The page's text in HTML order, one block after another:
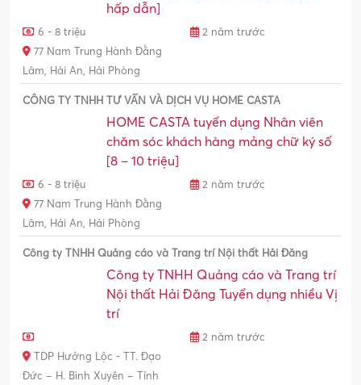
hấp dẫn]
6 - 8 triệu
2 năm trước
77 Nam Trung Hành Đằng
Lâm, Hải An, Hải Phòng
CÔNG TY TNHH TƯ VẤN VÀ DỊCH VỤ HOME CASTA
HOME CASTA tuyển dụng Nhân viên
chăm sóc khách hàng mảng chữ ký số
[8 – 10 triệu]
6 - 8 triệu
2 năm trước
77 Nam Trung Hành Đằng
Lâm, Hải An, Hải Phòng
Công ty TNHH Quảng cáo và Trang trí Nội thất Hải Đăng
Công ty TNHH Quảng cáo và Trang trí
Nội thất Hải Đăng Tuyển dụng nhiều Vị
trí
2 năm trước
TDP Hưởng Lộc - TT. Đạo
Đức – H. Bình Xuyên – Tỉnh